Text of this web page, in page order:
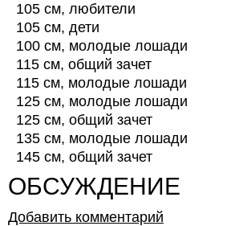
105 см, любители
105 см, дети
100 см, молодые лошади
115 см, общий зачет
115 см, молодые лошади
125 см, молодые лошади
125 см, общий зачет
135 см, молодые лошади
145 см, общий зачет
ОБСУЖДЕНИЕ
Добавить комментарий